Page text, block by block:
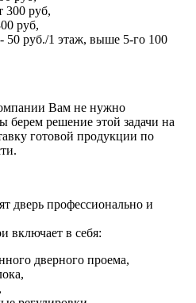
300 руб,
руб,
50 руб./1 этаж, выше 5-го 100
Вам не нужно
берем решение этой задачи на
готовой продукции по
дверь профессионально и
включает в себя:
дверного проема,